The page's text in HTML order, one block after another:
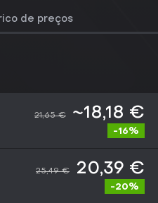
de preços
21,65 € ~18,18 €
-16%
25,49 € 20,39 €
-20%